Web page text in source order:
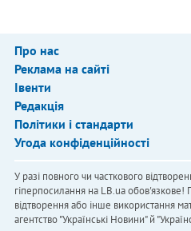
Про нас
Реклама на сайті
Івенти
Редакція
Політики і стандарти
Угода конфіденційності
У разі повного чи часткового
гіперпосилання на LB.ua обов'язкове!
відтворення або інше використання
агентство "Українськi Новини" й